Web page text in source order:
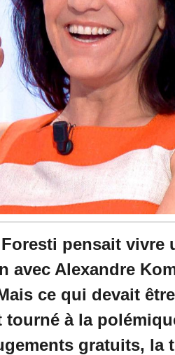
0
pensait vivre
avec Alexandre
ce qui devait
tourné à la
gratuits, la